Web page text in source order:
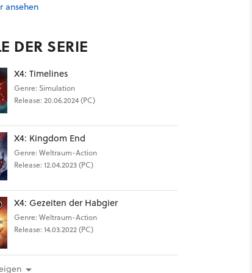
ansehen
DER SERIE
X4: Timelines
Genre: Simulation
Release: 20.06.2024 (PC)
X4: Kingdom End
Genre: Weltraum-Action
Release: 12.04.2023 (PC)
X4: Gezeiten der Habgier
Genre: Weltraum-Action
Release: 14.03.2022 (PC)